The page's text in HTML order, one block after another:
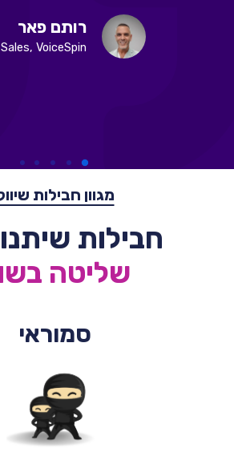
רותם פאר
VoiceSpin
מגוון חבילות
חבילות
שליטה
סמוראי